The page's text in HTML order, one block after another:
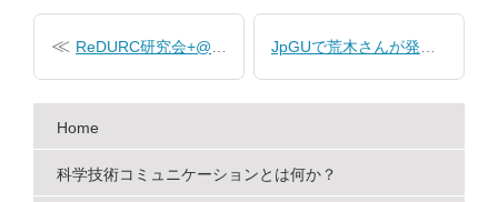
稿
ナ
ReDURC研究会+@札幌
Home
科学技術コミュニケーションとは何か？